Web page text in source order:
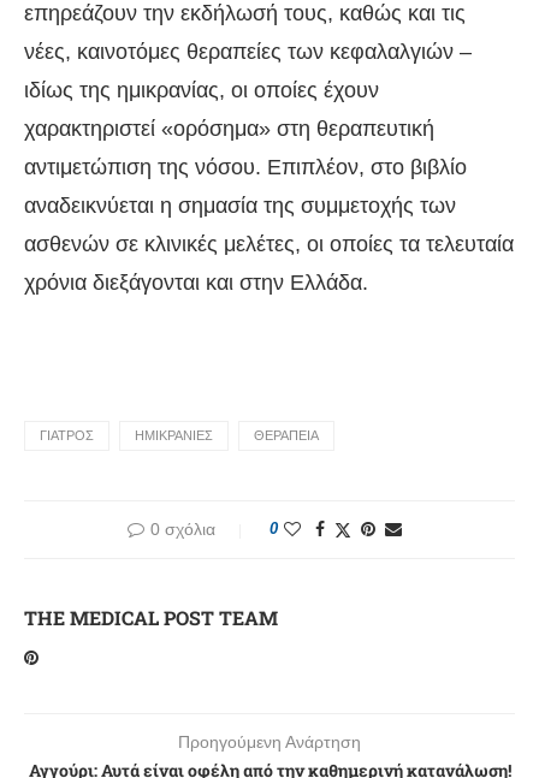
επηρεάζουν την εκδήλωσή τους, καθώς και τις
νέες, καινοτόμες θεραπείες των κεφαλαλγιών –
ιδίως της ημικρανίας, οι οποίες έχουν
χαρακτηριστεί «ορόσημα» στη θεραπευτική
αντιμετώπιση της νόσου. Επιπλέον, στο βιβλίο
αναδεικνύεται η σημασία της συμμετοχής των
ασθενών σε κλινικές μελέτες, οι οποίες τα τελευταία
χρόνια διεξάγονται και στην Ελλάδα.
ΓΙΑΤΡΟΣ ΗΜΙΚΡΑΝΙΕΣ ΘΕΡΑΠΕΙΑ
0 σχόλια 0
THE MEDICAL POST TEAM
Προηγούμενη Ανάρτηση
Αγγούρι: Αυτά είναι οφέλη από την καθημερινή κατανάλωση!